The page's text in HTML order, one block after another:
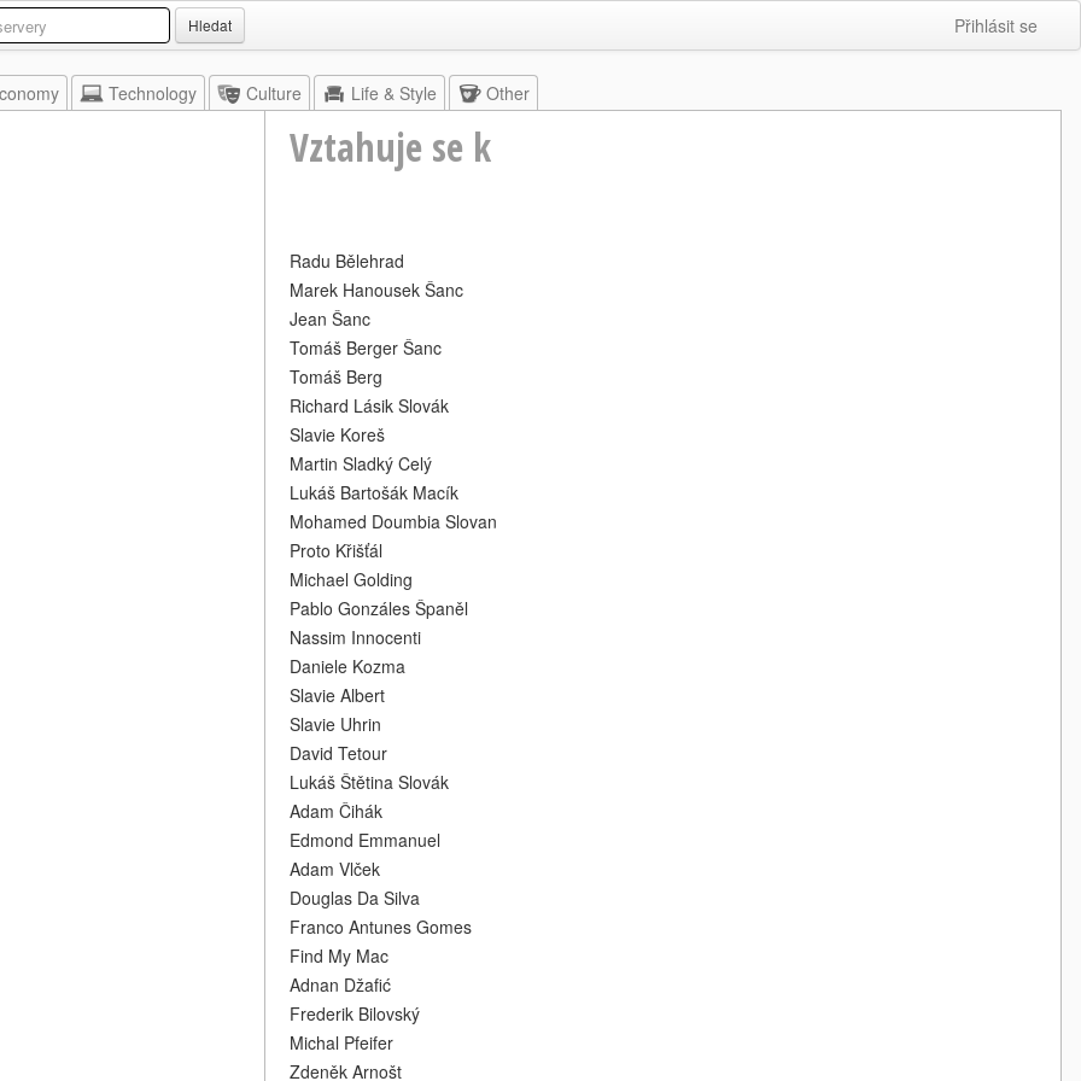
Hledat Přihlásit se
Technology Culture Life & Style Other
Vztahuje se k
Radu Bělehrad
Marek Hanousek Šanc
Jean Šanc
Tomáš Berger Šanc
Tomáš Berg
Richard Lásik Slovák
Slavie Koreš
Martin Sladký Celý
Lukáš Bartošák Macík
Mohamed Doumbia Slovan
Proto Křišťál
Michael Golding
Pablo Gonzáles Španěl
Nassim Innocenti
Daniele Kozma
Slavie Albert
Slavie Uhrin
David Tetour
Lukáš Štětina Slovák
Adam Čihák
Edmond Emmanuel
Adam Vlček
Douglas Da Silva
Franco Antunes Gomes
Find My Mac
Adnan Džafić
Frederik Bilovský
Michal Pfeifer
Zdeněk Arnošt